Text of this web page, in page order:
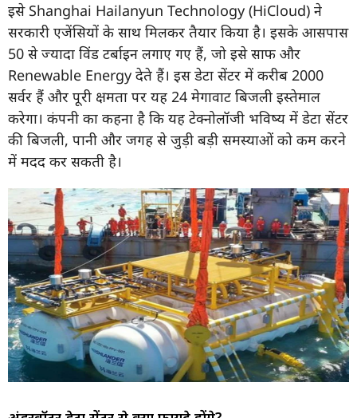
इसे Shanghai Hailanyun Technology (HiCloud) ने
सरकारी एजेंसियों के साथ मिलकर तैयार किया है। इसके आसपास
50 से ज्यादा विंड टर्बाइन लगाए गए हैं, जो इसे साफ और
Renewable Energy देते हैं। इस डेटा सेंटर में करीब 2000
सर्वर हैं और पूरी क्षमता पर यह 24 मेगावाट बिजली इस्तेमाल
करेगा। कंपनी का कहना है कि यह टेक्नोलॉजी भविष्य में डेटा सेंटर
की बिजली, पानी और जगह से जुड़ी बड़ी समस्याओं को कम करने
में मदद कर सकती है।